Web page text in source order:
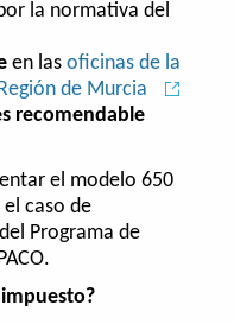
la normativa del
en las oficinas de la
de Murcia
recomendable
el modelo 650
el caso de
Programa de